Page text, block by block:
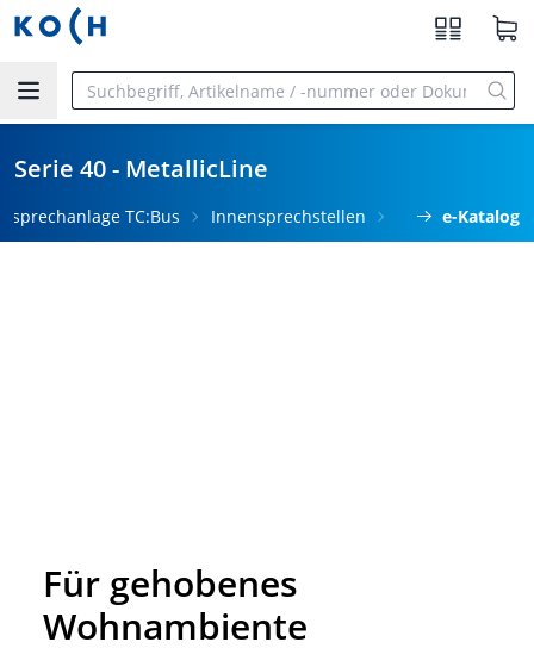
Zum Hauptinhalt springen
Serie 40 - MetallicLine
TC:Bus Innensprechstellen e-Katalog
Für gehobenes
Wohnambiente